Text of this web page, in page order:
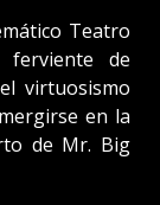
Teatro
de
virtuosismo
en la
de Mr. Big